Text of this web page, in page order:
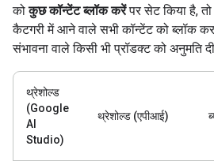
कोकुछ कॉन्टेंट ब्लॉक करेंपर सेट किया है,
कैटगरी में आने वाले सभी कॉन्टेंट को ब्लॉक कर
संभावना वाले किसी भी प्रॉडक्ट को अनुमति
थ्रेशोल्ड
(Google
AI
Studio)
थ्रेशोल्ड (एपीआई)